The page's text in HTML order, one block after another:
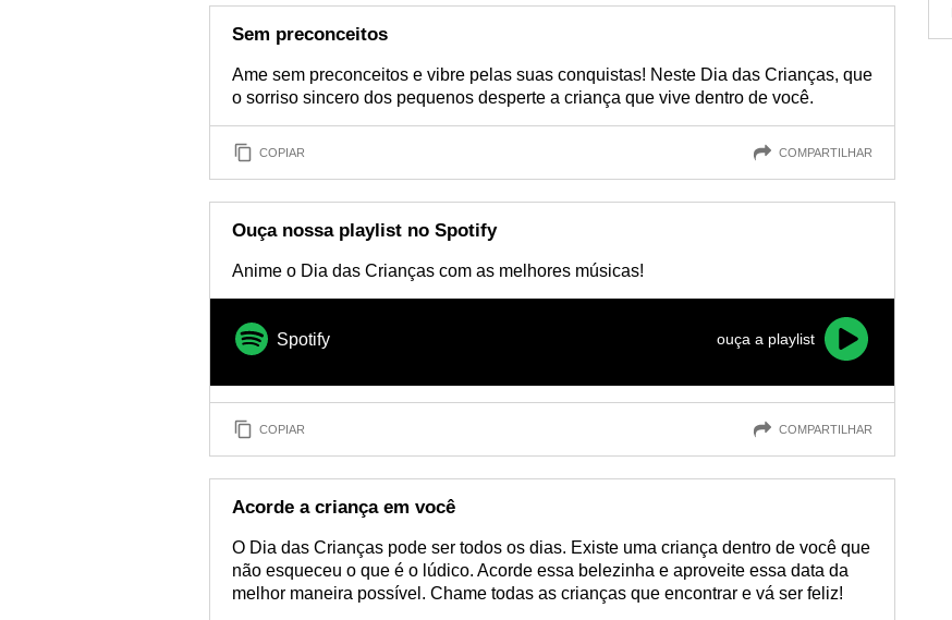
Sem preconceitos
Ame sem preconceitos e vibre pelas suas conquistas! Neste Dia das Crianças, que
o sorriso sincero dos pequenos desperte a criança que vive dentro de você.
COPIAR COMPARTILHAR
Ouça nossa playlist no Spotify
Anime o Dia das Crianças com as melhores músicas!
Spotify ouça a playlist
COPIAR COMPARTILHAR
Acorde a criança em você
O Dia das Crianças pode ser todos os dias. Existe uma criança dentro de você que
não esqueceu o que é o lúdico. Acorde essa belezinha e aproveite essa data da
melhor maneira possível. Chame todas as crianças que encontrar e vá ser feliz!